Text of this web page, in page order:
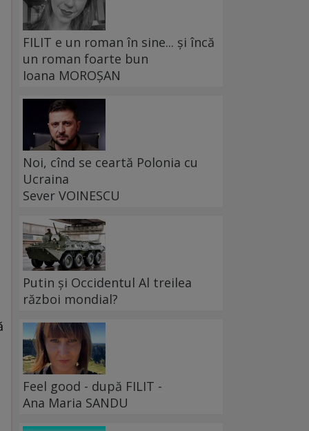
FILIT e un roman în sine... și încă
un roman foarte bun
Ioana MOROȘAN
Noi, cînd se ceartă Polonia cu
Ucraina
Sever VOINESCU
Putin și Occidentul Al treilea
război mondial?
Feel good - după FILIT -
Ana Maria SANDU